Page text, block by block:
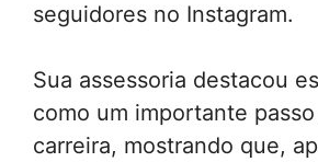
seguidores no Instagram.
Sua assessoria destacou
como um importante
carreira, mostrando que,